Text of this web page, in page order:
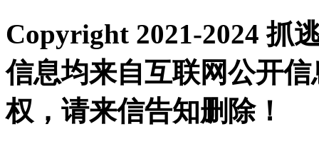
Copyright 2021-2024 抓
信息均来自互联网公开
权，请来信告知删除！